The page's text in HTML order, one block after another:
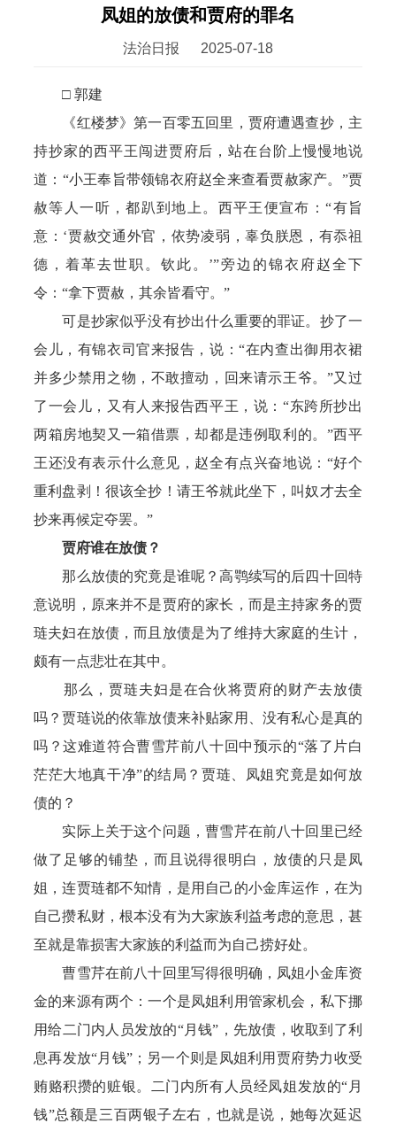
凤姐的放债和贾府的罪名
法治日报 2025-07-18
□ 郭建
《红楼梦》第一百零五回里，贾府遭遇查抄，主
持抄家的西平王闯进贾府后，站在台阶上慢慢地说
道：“小王奉旨带领锦衣府赵全来查看贾赦家产。”贾
赦等人一听，都趴到地上。西平王便宣布：“有旨
意：‘贾赦交通外官，依势凌弱，辜负朕恩，有忝祖
德，着革去世职。钦此。’”旁边的锦衣府赵全下
令：“拿下贾赦，其余皆看守。”
可是抄家似乎没有抄出什么重要的罪证。抄了一
会儿，有锦衣司官来报告，说：“在内查出御用衣裙
并多少禁用之物，不敢擅动，回来请示王爷。”又过
了一会儿，又有人来报告西平王，说：“东跨所抄出
两箱房地契又一箱借票，却都是违例取利的。”西平
王还没有表示什么意见，赵全有点兴奋地说：“好个
重利盘剥！很该全抄！请王爷就此坐下，叫奴才去全
抄来再候定夺罢。”
贾府谁在放债？
那么放债的究竟是谁呢？高鹗续写的后四十回特
意说明，原来并不是贾府的家长，而是主持家务的贾
琏夫妇在放债，而且放债是为了维持大家庭的生计，
颇有一点悲壮在其中。
那么，贾琏夫妇是在合伙将贾府的财产去放债
吗？贾琏说的依靠放债来补贴家用、没有私心是真的
吗？这难道符合曹雪芹前八十回中预示的“落了片白
茫茫大地真干净”的结局？贾琏、凤姐究竟是如何放
债的？
实际上关于这个问题，曹雪芹在前八十回里已经
做了足够的铺垫，而且说得很明白，放债的只是凤
姐，连贾琏都不知情，是用自己的小金库运作，在为
自己攒私财，根本没有为大家族利益考虑的意思，甚
至就是靠损害大家族的利益而为自己捞好处。
曹雪芹在前八十回里写得很明确，凤姐小金库资
金的来源有两个：一个是凤姐利用管家机会，私下挪
用给二门内人员发放的“月钱”，先放债，收取到了利
息再发放“月钱”；另一个则是凤姐利用贾府势力收受
贿赂积攒的赃银。二门内所有人员经凤姐发放的“月
钱”总额是三百两银子左右，也就是说，她每次延迟